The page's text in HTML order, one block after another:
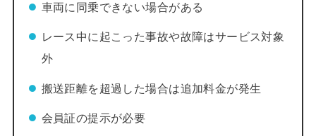
車両に同乗できない場合がある
レース中に起こった事故や故障はサービス対象
外
搬送距離を超過した場合は追加料金が発生
会員証の提示が必要